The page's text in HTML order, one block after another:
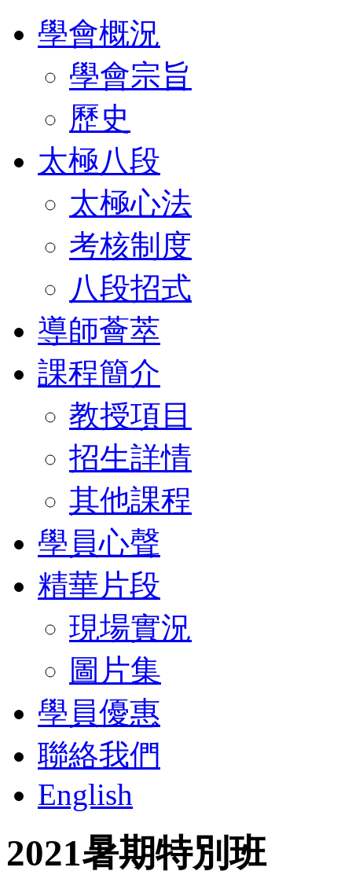
學會概況
學會宗旨
歷史
太極八段
太極心法
考核制度
八段招式
導師薈萃
課程簡介
教授項目
招生詳情
其他課程
學員心聲
精華片段
現場實況
圖片集
學員優惠
聯絡我們
English
2021暑期特別班